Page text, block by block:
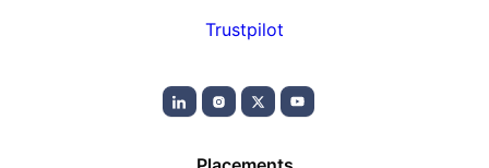
Trustpilot